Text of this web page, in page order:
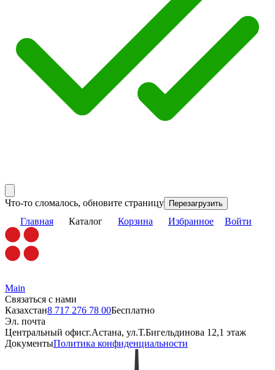
Что-то сломалось, обновите страницу Перезагрузить
Главная Каталог Корзина Избранное Войти
Main
Связаться с нами
Казахстан8 717 276 78 00Бесплатно
Эл. почта
Центральный офисг.Астана, ул.Т.Бигельдинова 12,1 этаж
ДокументыПолитика конфиденциальности